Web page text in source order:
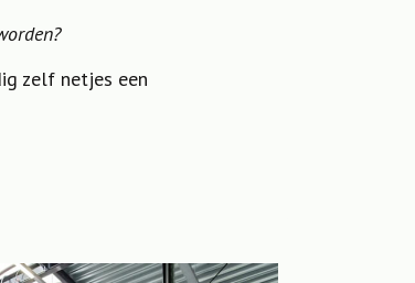
zelf netjes een